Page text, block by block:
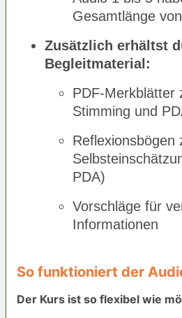
Gesamtlänge
Zusätzlich erhältst
Begleitmaterial:
PDF-Merkblätter
Stimming und
Reflexionsbögen
PDA)
Vorschläge für
Informationen
So funktioniert der
Der Kurs ist so flexibel wie